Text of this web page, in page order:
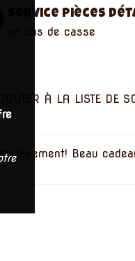
Service pièces
en cas de casse
À LA LISTE DE
Beau